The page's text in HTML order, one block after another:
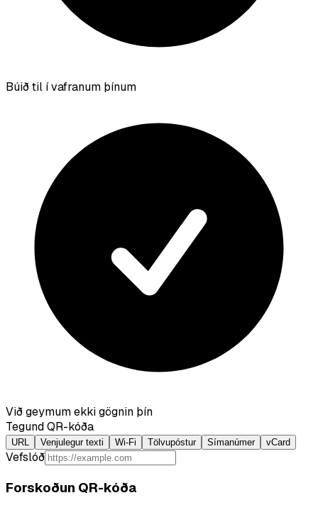
Búið til í vafranum þínum
Við geymum ekki gögnin þín
Tegund QR-kóða
URL Venjulegur texti Wi-Fi Tölvupóstur Símanúmer vCard
Vefslóð
Forskoðun QR-kóða